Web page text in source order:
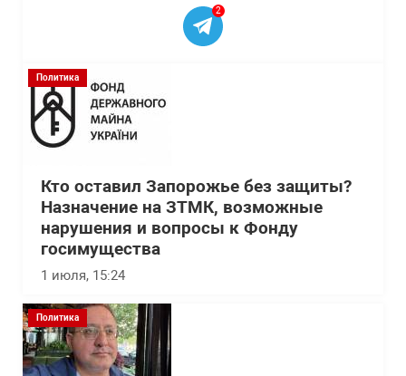
2
Политика
Кто оставил Запорожье без защиты?
Назначение на ЗТМК, возможные
нарушения и вопросы к Фонду
госимущества
1 июля, 15:24
Политика